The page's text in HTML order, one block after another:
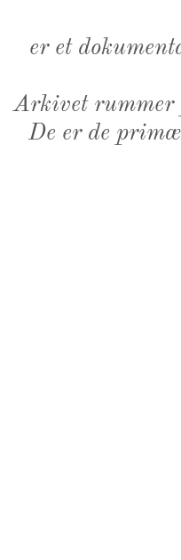
er et
Arkivet rummer
De er de